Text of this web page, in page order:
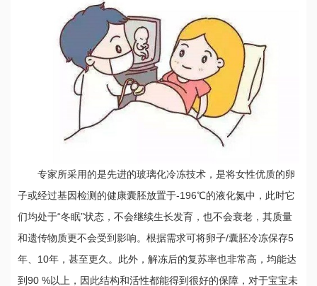
专家所采用的是先进的玻璃化冷冻技术，是将女性优质的卵
子或经过基因检测的健康囊胚放置于-196℃的液化氮中，此时它
们均处于“冬眠”状态，不会继续生长发育，也不会衰老，其质量
和遗传物质更不会受到影响。根据需求可将卵子/囊胚冷冻保存5
年、10年，甚至更久。此外，解冻后的复苏率也非常高，均能达
到90 %以上，因此结构和活性都能得到很好的保障，对于宝宝未